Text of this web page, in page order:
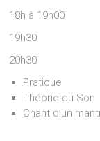
18h à 19h00
19h30
20h30 Yoga
Pratique
Théorie du Son
Chant d’un